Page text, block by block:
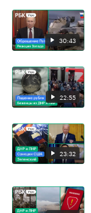
30:43
22:55
23:32